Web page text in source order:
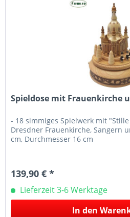
Spieldose mit Frauenkirche
- 18 simmiges Spielwerk mit
Dresdner Frauenkirche, Sangern
cm, Durchmesser 16 cm
139,90 € *
Lieferzeit 3-6 Werktage
In den